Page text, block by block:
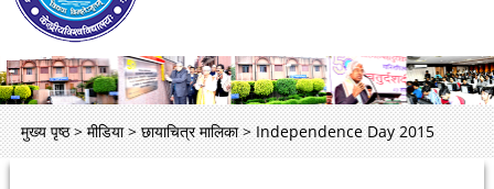
मुख्य पृष्ठ > मीडिया > छायाचित्र मालिका > Independence Day 2015